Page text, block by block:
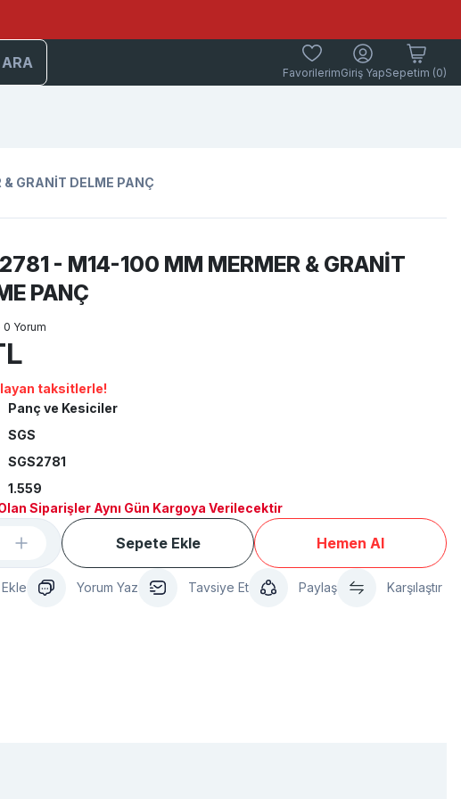
ARA
FavorilerimGiriş YapSepetim (0)
GRANİT DELME PANÇ
- M14-100 MM MERMER & GRANİT
PANÇ
Yorum
taksitlerle!
Panç ve Kesiciler
SGS
SGS2781
1.559
Siparişler Aynı Gün Kargoya Verilecektir
Sepete Ekle Hemen Al
Yorum Yaz Tavsiye Et Paylaş Karşılaştır